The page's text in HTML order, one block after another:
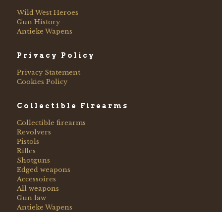
Wild West Heroes
Gun History
Antieke Wapens
Privacy Policy
Privacy Statement
Cookies Policy
Collectible Firearms
Collectible firearms
Revolvers
Pistols
Rifles
Shotguns
Edged weapons
Accessoires
All weapons
Gun law
Antieke Wapens